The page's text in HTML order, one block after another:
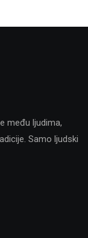
među ljudima,
Samo ljudski